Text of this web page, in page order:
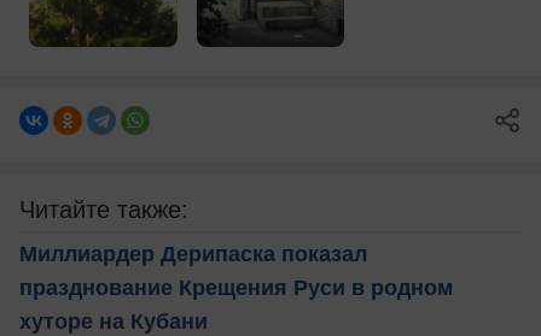
Читайте также:
Миллиардер Дерипаска показал
празднование Крещения Руси в родном
хуторе на Кубани